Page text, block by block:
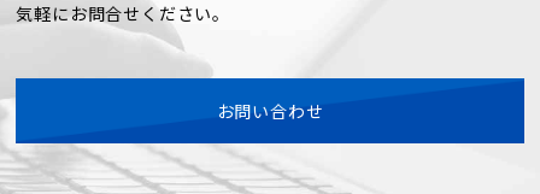
気軽にお問合せください。
お問い合わせ